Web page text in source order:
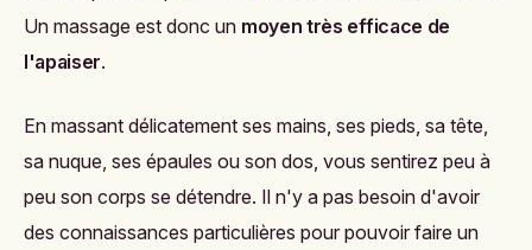
3. Lui faire un massage
relaxant
Nos enfants sont comme nous et accumulent des
tensions tout au long de la journée. Ils sont parfois
tellement excités le soir qu'ils ne parviennent pas à se